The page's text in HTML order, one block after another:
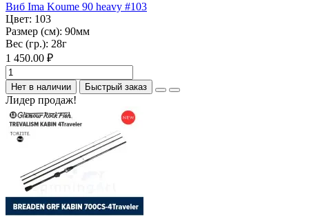
Виб Ima Koume 90 heavy #103
Цвет: 103
Размер (см): 90мм
Вес (гр.): 28г
1 450.00 ₽
Нет в наличии Быстрый заказ
Лидер продаж!